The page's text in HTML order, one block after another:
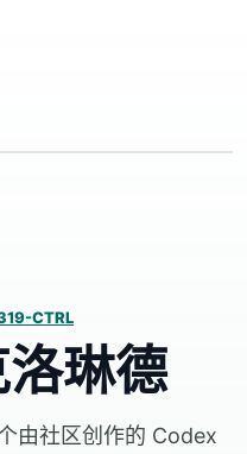
CTRL
琳德
由社区创作的 Codex